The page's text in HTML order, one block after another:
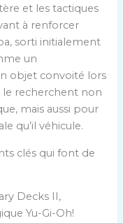
et les tactiques
à renforcer
sorti initialement
un
objet convoité lors
le recherchent non
mais aussi pour
qu’il véhicule.
clés qui font de
Decks II,
Yu-Gi-Oh!